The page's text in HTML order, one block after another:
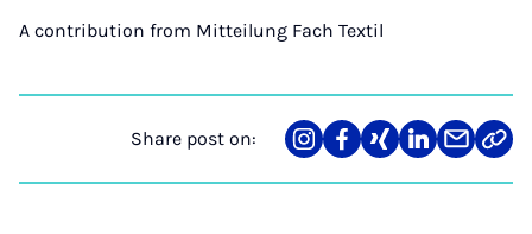
A contribution from Mitteilung Fach Textil
Share post on:
Share
on
Teilen
auf
Teilen
auf
Teilen
auf
Teilen
über
Link